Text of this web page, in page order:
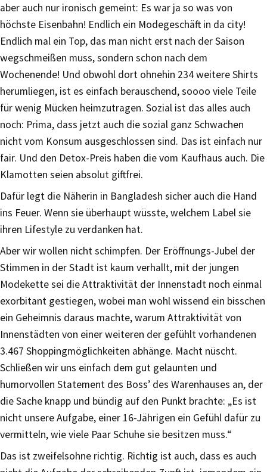
aber auch nur ironisch gemeint: Es war ja so was von
höchste Eisenbahn! Endlich ein Modegeschäft in da city!
Endlich mal ein Top, das man nicht erst nach der Saison
wegschmeißen muss, sondern schon nach dem
Wochenende! Und obwohl dort ohnehin 234 weitere Shirts
herumliegen, ist es einfach berauschend, soooo viele Teile
für wenig Mücken heimzutragen. Sozial ist das alles auch
noch: Prima, dass jetzt auch die sozial ganz Schwachen
nicht vom Konsum ausgeschlossen sind. Das ist einfach nur
fair. Und den Detox-Preis haben die vom Kaufhaus auch. Die
Klamotten seien absolut giftfrei.
Dafür legt die Näherin in Bangladesh sicher auch die Hand
ins Feuer. Wenn sie überhaupt wüsste, welchem Label sie
ihren Lifestyle zu verdanken hat.
Aber wir wollen nicht schimpfen. Der Eröffnungs-Jubel der
Stimmen in der Stadt ist kaum verhallt, mit der jungen
Modekette sei die Attraktivität der Innenstadt noch einmal
exorbitant gestiegen, wobei man wohl wissend ein bisschen
ein Geheimnis daraus machte, warum Attraktivität von
Innenstädten von einer weiteren der gefühlt vorhandenen
3.467 Shoppingmöglichkeiten abhänge. Macht nüscht.
Schließen wir uns einfach dem gut gelaunten und
humorvollen Statement des Boss’ des Warenhauses an, der
die Sache knapp und bündig auf den Punkt brachte: „Es ist
nicht unsere Aufgabe, einer 16-Jährigen ein Gefühl dafür zu
vermitteln, wie viele Paar Schuhe sie besitzen muss.“
Das ist zweifelsohne richtig. Richtig ist auch, dass es auch